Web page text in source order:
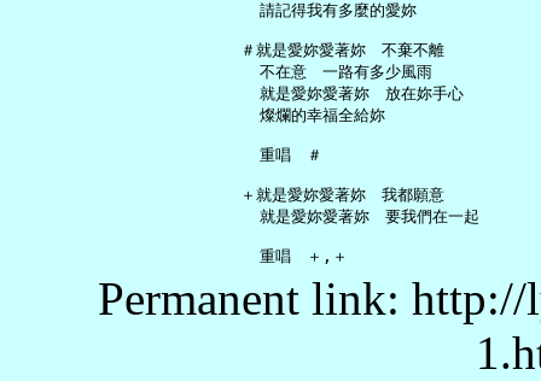
     請記得我有多麼的愛妳
   ＃就是愛妳愛著妳　不棄不離
     不在意　一路有多少風雨
     就是愛妳愛著妳　放在妳手心
     燦爛的幸福全給妳
     重唱　＃
   ＋就是愛妳愛著妳　我都願意
     就是愛妳愛著妳　要我們在一起
Permanent link: